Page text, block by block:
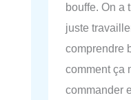
bouffe. On a
juste
comprendre
comment ça
commander